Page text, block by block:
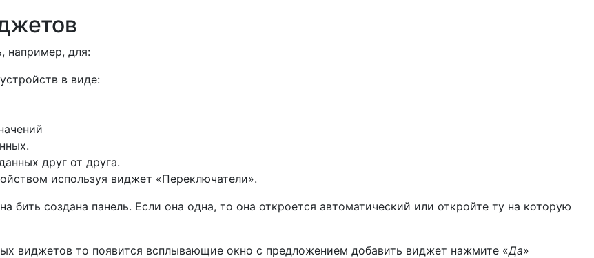
например, для:
в виде:
друг от друга.
используя виджет «Переключатели».
бить создана панель. Если она одна, то она откроется автоматический или откройте ту на которую
виджетов то появится всплывающие окно с предложением добавить виджет нажмите «Да»